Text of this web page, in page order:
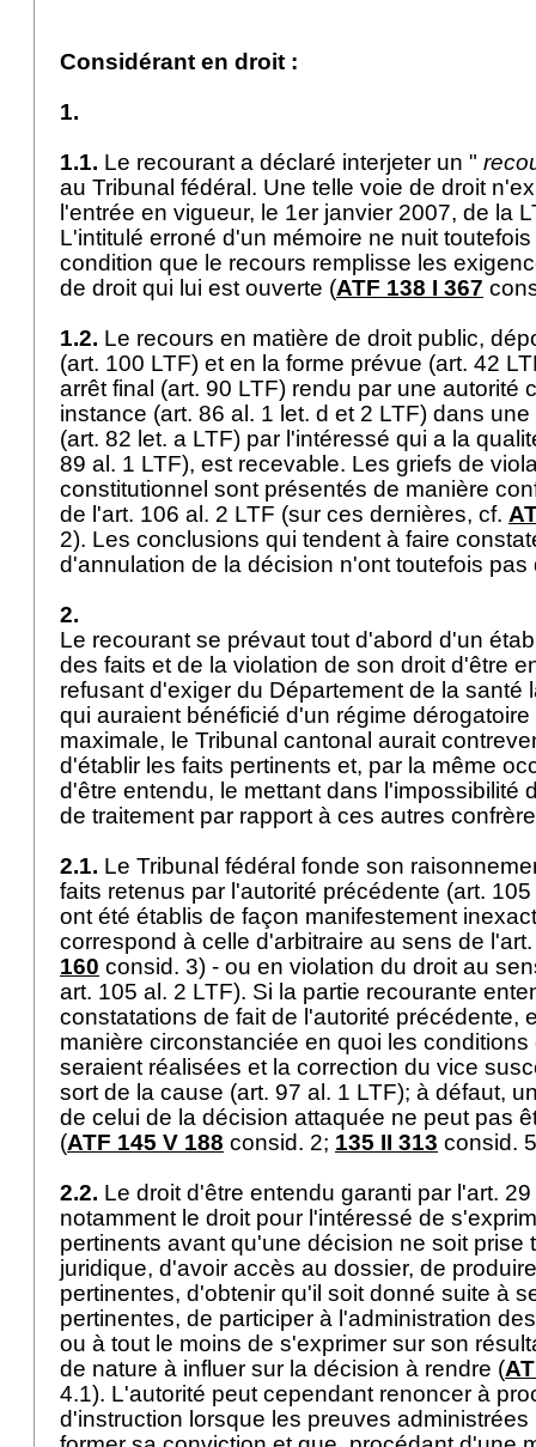
Considérant en droit :
1.
1.1. Le recourant a déclaré interjeter un "
au Tribunal fédéral. Une telle voie de droit
l'entrée en vigueur, le 1er janvier 2007, de la
L'intitulé erroné d'un mémoire ne nuit
condition que le recours remplisse les
de droit qui lui est ouverte (ATF 138 I 367
1.2. Le recours en matière de droit public,
(art. 100 LTF) et en la forme prévue (art. 42
arrêt final (art. 90 LTF) rendu par une autorité
instance (art. 86 al. 1 let. d et 2 LTF) dans
(art. 82 let. a LTF) par l'intéressé qui a la
89 al. 1 LTF), est recevable. Les griefs de
constitutionnel sont présentés de manière
de l'art. 106 al. 2 LTF (sur ces dernières, cf.
2). Les conclusions qui tendent à faire
d'annulation de la décision n'ont toutefois
2.
Le recourant se prévaut tout d'abord d'un
des faits et de la violation de son droit d'être
refusant d'exiger du Département de la santé
qui auraient bénéficié d'un régime
maximale, le Tribunal cantonal aurait
d'établir les faits pertinents et, par la même
d'être entendu, le mettant dans l'impossibilité
de traitement par rapport à ces autres
2.1. Le Tribunal fédéral fonde son
faits retenus par l'autorité précédente (art.
ont été établis de façon manifestement
correspond à celle d'arbitraire au sens de l'
160 consid. 3) - ou en violation du droit au
art. 105 al. 2 LTF). Si la partie recourante
constatations de fait de l'autorité précédente,
manière circonstanciée en quoi les conditions
seraient réalisées et la correction du vice
sort de la cause (art. 97 al. 1 LTF); à défaut,
de celui de la décision attaquée ne peut pas
(ATF 145 V 188 consid. 2; 135 II 313 consid.
2.2. Le droit d'être entendu garanti par l'art.
notamment le droit pour l'intéressé de
pertinents avant qu'une décision ne soit prise
juridique, d'avoir accès au dossier, de
pertinentes, d'obtenir qu'il soit donné suite à
pertinentes, de participer à l'administration
ou à tout le moins de s'exprimer sur son
de nature à influer sur la décision à rendre (
4.1). L'autorité peut cependant renoncer à
d'instruction lorsque les preuves administrées